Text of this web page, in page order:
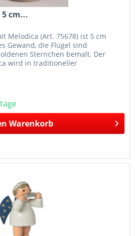
cm...
Melodica (Art. 75678) ist 5 cm
Gewand, die Flügel sind
Sternchen bemalt. Der
wird in traditioneller
Warenkorb